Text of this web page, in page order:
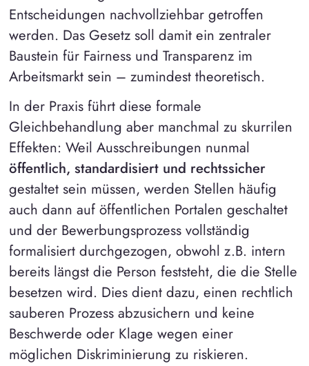
Entscheidungen nachvollziehbar getroffen
werden. Das Gesetz soll damit ein zentraler
Baustein für Fairness und Transparenz im
Arbeitsmarkt sein – zumindest theoretisch.
In der Praxis führt diese formale
Gleichbehandlung aber manchmal zu skurrilen
Effekten: Weil Ausschreibungen nunmal
öffentlich, standardisiert und rechtssicher
gestaltet sein müssen, werden Stellen häufig
auch dann auf öffentlichen Portalen geschaltet
und der Bewerbungsprozess vollständig
formalisiert durchgezogen, obwohl z.B. intern
bereits längst die Person feststeht, die die Stelle
besetzen wird. Dies dient dazu, einen rechtlich
sauberen Prozess abzusichern und keine
Beschwerde oder Klage wegen einer
möglichen Diskriminierung zu riskieren.